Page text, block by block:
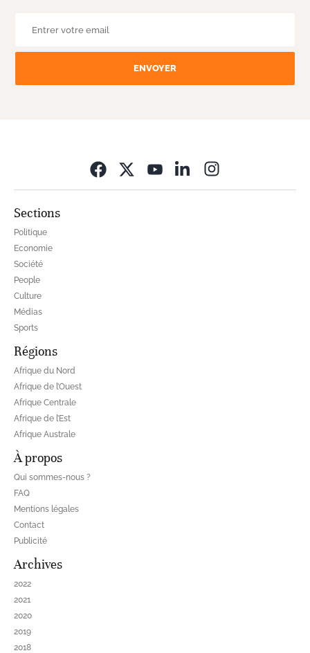
ENVOYER
Sections
Politique
Economie
Société
People
Culture
Médias
Sports
Régions
Afrique du Nord
Afrique de l’Ouest
Afrique Centrale
Afrique de l’Est
Afrique Australe
À propos
Qui sommes-nous ?
FAQ
Mentions légales
Contact
Publicité
Archives
2022
2021
2020
2019
2018